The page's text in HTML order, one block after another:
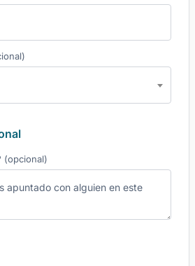
(opcional)